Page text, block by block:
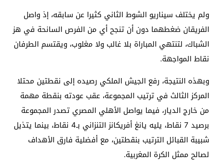
ولم يختلف سيناريو الشوط الثاني كثيرا عن سابقه، إذ واصل
الفريقان ضغطهما دون أن تنجح أي من الفرص السانحة في هز
الشباك، لتنتهي المباراة بلا غالب ولا مغلوب، ويقتسم الطرفان
نقاط المواجهة.
وبهذه النتيجة، رفع الجيش الملكي رصيده إلى نقطتين محتلا
المركز الثالث في ترتيب المجموعة، عقب عودته بنقطة مهمة
من خارج الديار، فيما يواصل الأهلي المصري تصدر المجموعة
برصيد 7 نقاط، يليه يانغ أفريكانز التنزاني بـ4 نقاط، بينما يتذيل
شبيبة القبائل الترتيب بنقطتين، مع أفضلية فارق الأهداف
لصالح ممثل الكرة المغربية.